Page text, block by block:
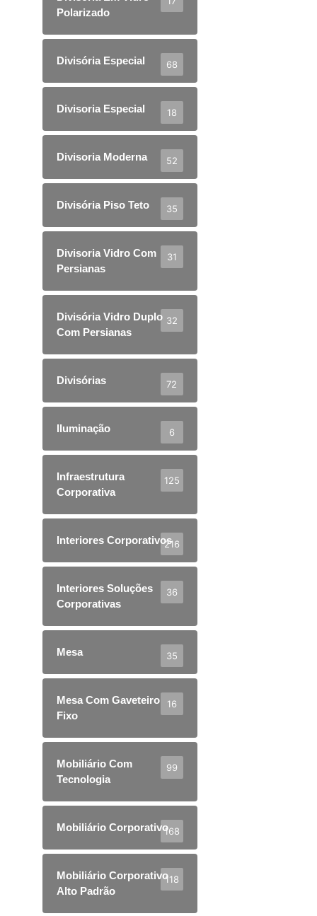
Polarizado
Divisória Especial 68
Divisoria Especial 18
Divisoria Moderna 52
Divisória Piso Teto 35
Divisoria Vidro Com
Persianas
31
Divisória Vidro Duplo
Com Persianas
32
Divisórias 72
Iluminação 6
Infraestrutura
Corporativa
125
Interiores Corporativos216
Interiores Soluções
Corporativas
36
Mesa 35
Mesa Com Gaveteiro
Fixo
16
Mobiliário Com
Tecnologia
99
Mobiliário Corporativo168
Mobiliário Corporativo
Alto Padrão
118